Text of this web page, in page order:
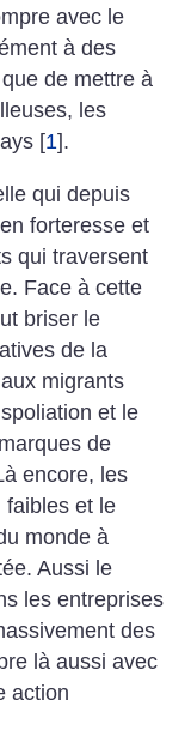
avec le
à des
de mettre à
les
[1].
qui depuis
forteresse et
qui traversent
Face à cette
briser le
de la
migrants
et le
de
encore, les
faibles et le
monde à
Aussi le
les entreprises
des
là aussi avec
action